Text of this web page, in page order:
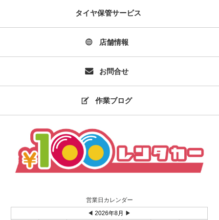
タイヤ保管サービス
店舗情報
お問合せ
作業ブログ
営業日カレンダー
◀ 2026年8月 ▶